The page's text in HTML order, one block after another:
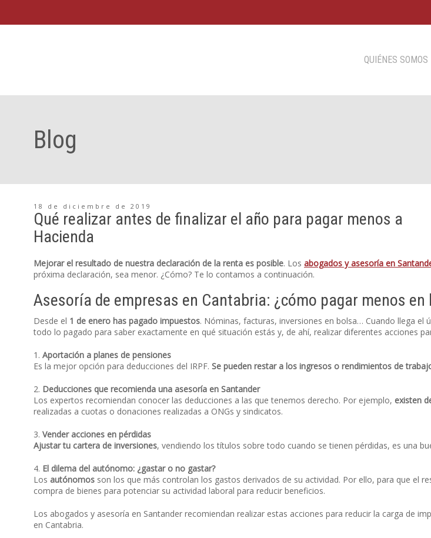
QUIÉNES SOMOS
Blog
18 de diciembre de 2019
Qué realizar antes de finalizar el año para pagar menos a
Hacienda
Mejorar el resultado de nuestra declaración de la renta es posible. Los abogados y asesoría en
próxima declaración, sea menor. ¿Cómo? Te lo contamos a continuación.
Asesoría de empresas en Cantabria: ¿cómo pagar menos
Desde el 1 de enero has pagado impuestos. Nóminas, facturas, inversiones en bolsa… Cuando llega
todo lo pagado para saber exactamente en qué situación estás y, de ahí, realizar diferentes acciones
1. Aportación a planes de pensiones
Es la mejor opción para deducciones del IRPF. Se pueden restar a los ingresos o rendimientos de
2. Deducciones que recomienda una asesoría en Santander
Los expertos recomiendan conocer las deducciones a las que tenemos derecho. Por ejemplo, existen
realizadas a cuotas o donaciones realizadas a ONGs y sindicatos.
3. Vender acciones en pérdidas
Ajustar tu cartera de inversiones, vendiendo los títulos sobre todo cuando se tienen pérdidas, es una
4. El dilema del autónomo: ¿gastar o no gastar?
Los autónomos son los que más controlan los gastos derivados de su actividad. Por ello, para que el
compra de bienes para potenciar su actividad laboral para reducir beneficios.
Los abogados y asesoría en Santander recomiendan realizar estas acciones para reducir la carga de
en Cantabria.